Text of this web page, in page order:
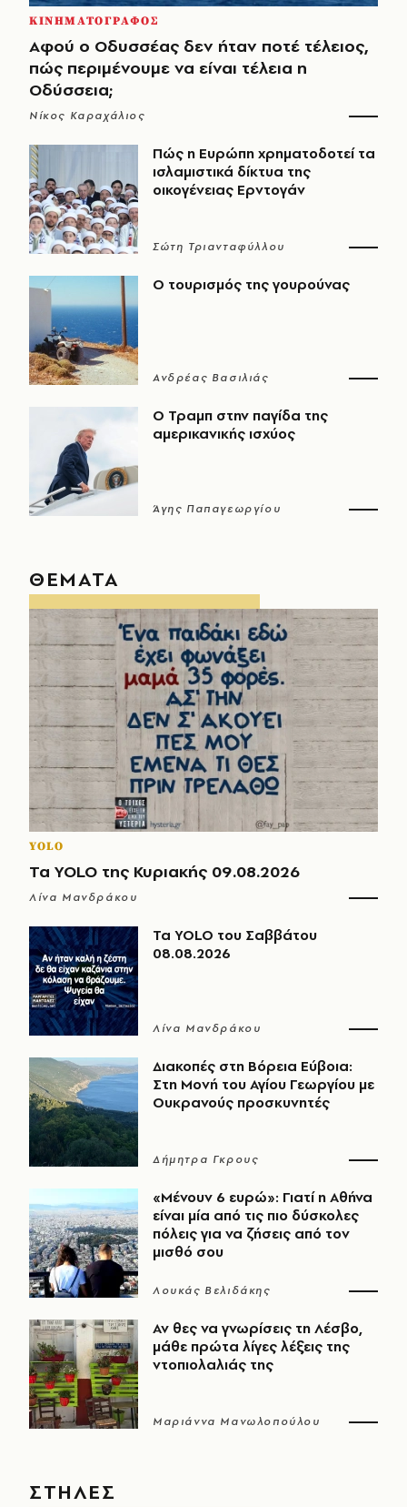
ΚΙΝΗΜΑΤΟΓΡΑΦΟΣ
Αφού ο Οδυσσέας δεν ήταν ποτέ τέλειος,
πώς περιμένουμε να είναι τέλεια η
Οδύσσεια;
Νίκος Καραχάλιος
Πώς η Ευρώπη χρηματοδοτεί τα
ισλαμιστικά δίκτυα της
οικογένειας Ερντογάν
Σώτη Τριανταφύλλου
Ο τουρισμός της γουρούνας
Ανδρέας Βασιλιάς
Ο Τραμπ στην παγίδα της
αμερικανικής ισχύος
Άγης Παπαγεωργίου
ΘΕΜΑΤΑ
YOLO
Τα YOLO της Κυριακής 09.08.2026
Λίνα Μανδράκου
Τα YOLO του Σαββάτου
08.08.2026
Λίνα Μανδράκου
Διακοπές στη Βόρεια Εύβοια:
Στη Μονή του Αγίου Γεωργίου με
Ουκρανούς προσκυνητές
Δήμητρα Γκρους
«Μένουν 6 ευρώ»: Γιατί η Αθήνα
είναι μία από τις πιο δύσκολες
πόλεις για να ζήσεις από τον
μισθό σου
Λουκάς Βελιδάκης
Αν θες να γνωρίσεις τη Λέσβο,
μάθε πρώτα λίγες λέξεις της
ντοπιολαλιάς της
Μαριάννα Μανωλοπούλου
ΣΤΗΛΕΣ